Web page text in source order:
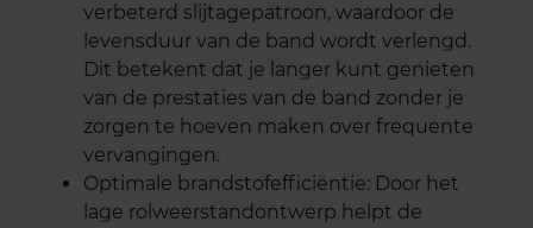
verbeterd slijtagepatroon, waardoor de
levensduur van de band wordt verlengd.
Dit betekent dat je langer kunt genieten
van de prestaties van de band zonder je
zorgen te hoeven maken over frequente
vervangingen.
Optimale brandstofefficiëntie: Door het
lage rolweerstandontwerp helpt de